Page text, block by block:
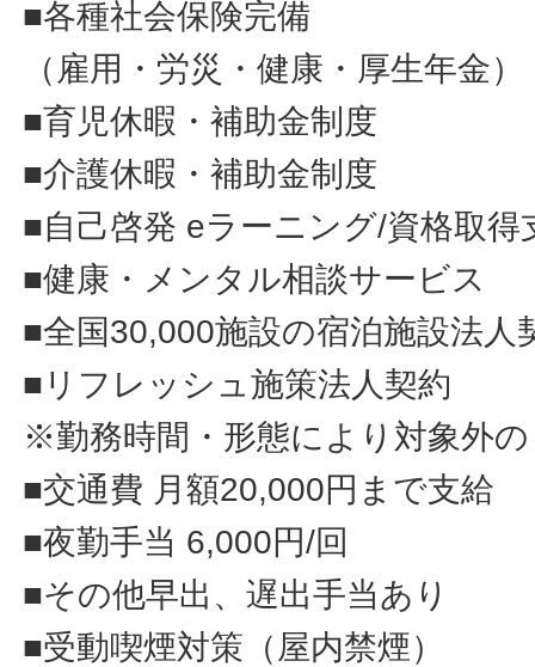
■各種社会保険完備
（雇用・労災・健康・厚生年金）
■育児休暇・補助金制度
■介護休暇・補助金制度
■自己啓発 eラーニング/資格取得
■健康・メンタル相談サービス
■全国30,000施設の宿泊施設法人
■リフレッシュ施策法人契約
※勤務時間・形態により対象外
■交通費 月額20,000円まで支給
■夜勤手当 6,000円/回
■その他早出、遅出手当あり
■受動喫煙対策（屋内禁煙）